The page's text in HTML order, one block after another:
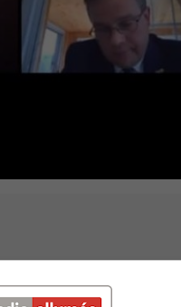
l’avis de motion